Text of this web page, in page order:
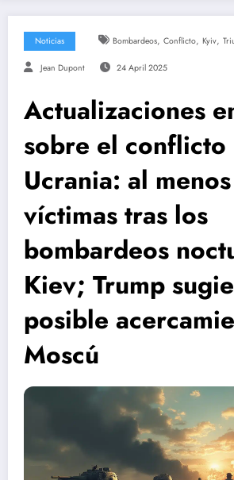
Noticias Bombardeos, Conflicto, Kyiv,
Jean Dupont 24 April 2025
Actualizaciones
sobre el conflicto
Ucrania: al
víctimas tras los
bombardeos
Kiev; Trump
posible
Moscú